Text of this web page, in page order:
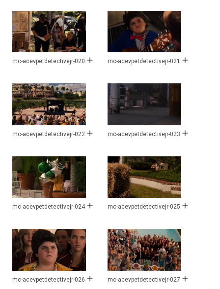
mc-acevpetdetectivejr-020 mc-acevpetdetectivejr-021
mc-acevpetdetectivejr-022 mc-acevpetdetectivejr-023
mc-acevpetdetectivejr-024 mc-acevpetdetectivejr-025
mc-acevpetdetectivejr-026 mc-acevpetdetectivejr-027